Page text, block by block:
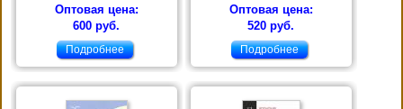
Оптовая цена:
600 руб.
Подробнее
Оптовая цена:
520 руб.
Подробнее